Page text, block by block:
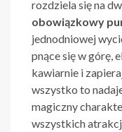
rozdziela się na
obowiązkowy
jednodniowej
pnące się w górę,
kawiarnie i
wszystko to
magiczny
wszystkich